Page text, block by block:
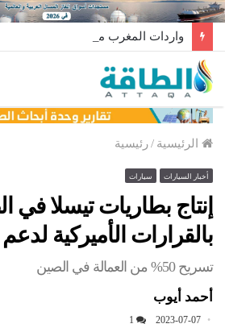
واردات المغرب من الغاز ترتفع 15% في شهر يوليو
الرئيسية /رئيسية
أخبار السيارات سيارات
إنتاج بطاريات تيسلا في
بالقرارات الأميركية
تسريح 50% من العمالة في الصين
أحمد أيوب
2023-07-07
1